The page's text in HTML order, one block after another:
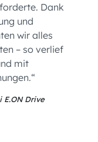
Dank
und
wir alles
– so verlief
mit
E.ON Drive